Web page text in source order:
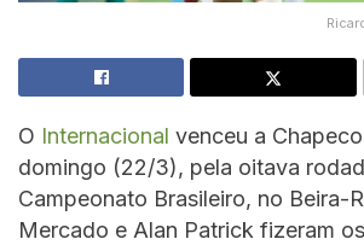
O Internacional venceu a
domingo (22/3), pela oitava
Campeonato Brasileiro, no Beira-
Mercado e Alan Patrick fizeram